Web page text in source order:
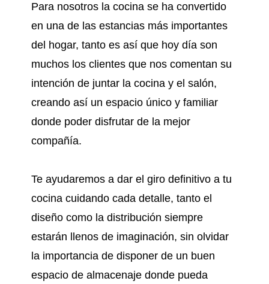
Para nosotros la cocina se ha convertido
en una de las estancias más importantes
del hogar, tanto es así que hoy día son
muchos los clientes que nos comentan su
intención de juntar la cocina y el salón,
creando así un espacio único y familiar
donde poder disfrutar de la mejor
compañía.
Te ayudaremos a dar el giro definitivo a tu
cocina cuidando cada detalle, tanto el
diseño como la distribución siempre
estarán llenos de imaginación, sin olvidar
la importancia de disponer de un buen
espacio de almacenaje donde pueda